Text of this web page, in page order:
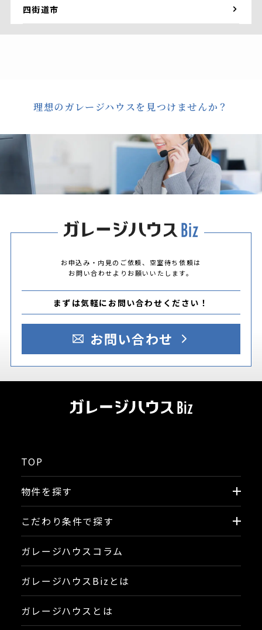
四街道市
理想のガレージハウスを見つけませんか？
お申込み・内見のご依頼、空室待ち依頼は
お問い合わせよりお願いいたします。
まずは気軽にお問い合わせください！
お問い合わせ
TOP
物件を探す
こだわり条件で探す
ガレージハウスコラム
ガレージハウスBizとは
ガレージハウスとは